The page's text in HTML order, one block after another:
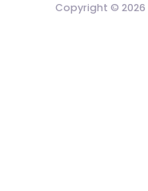
Copyright © 2026